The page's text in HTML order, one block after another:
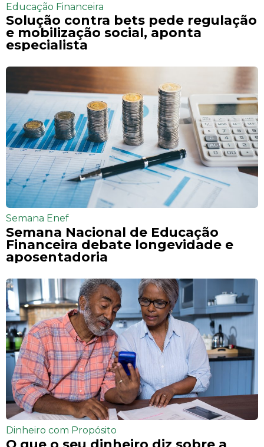
Educação Financeira
Solução contra bets pede regulação
e mobilização social, aponta
especialista
Semana Enef
Semana Nacional de Educação
Financeira debate longevidade e
aposentadoria
Dinheiro com Propósito
O que o seu dinheiro diz sobre a